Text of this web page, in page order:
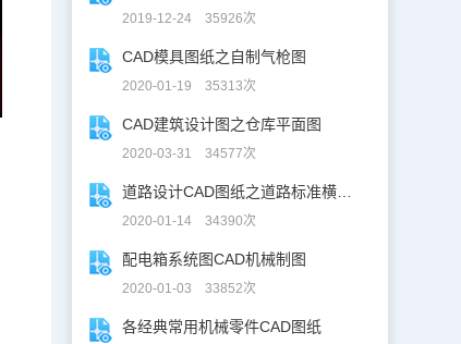
2019-12-24 35926次
CAD模具图纸之自制气枪图
2020-01-19 35313次
CAD建筑设计图之仓库平面图
2020-03-31 34577次
2020-01-14 34390次
配电箱系统图CAD机械制图
2020-01-03 33852次
各经典常用机械零件CAD图纸